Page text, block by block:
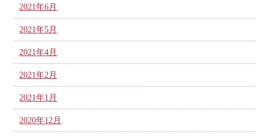
2021年6月
2021年5月
2021年4月
2021年2月
2021年1月
2020年12月